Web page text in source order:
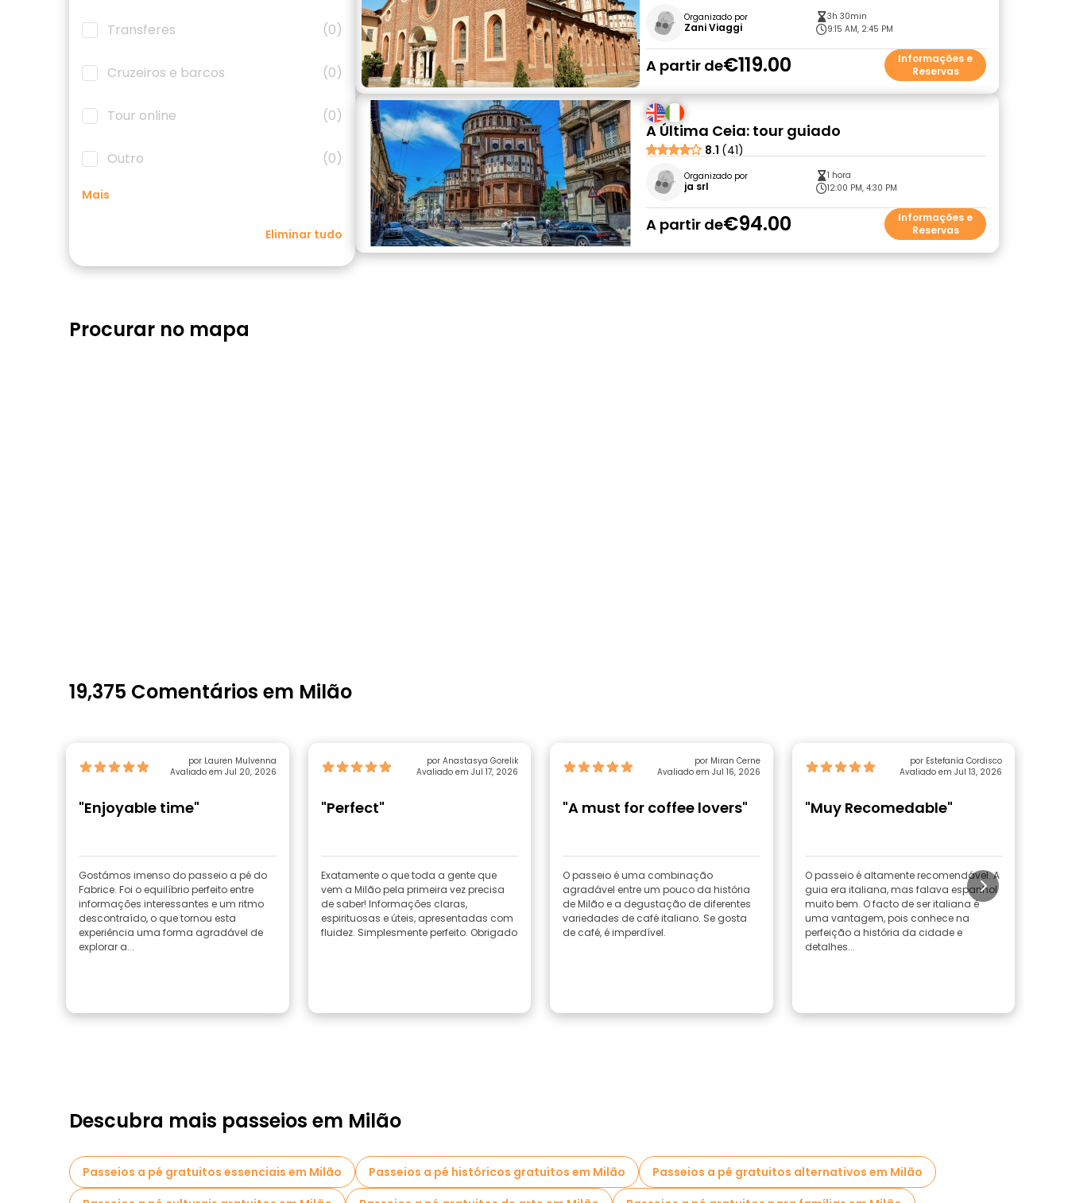
Transferes (0)
Cruzeiros e barcos (0)
Tour online (0)
Outro (0)
Mais
Eliminar tudo
Organizado por
Zani Viaggi
3h 30min
9:15 AM, 2:45 PM
A partir de€119.00
Informações e
Reservas
A Última Ceia: tour guiado
8.1 (41)
Organizado por
ja srl
1 hora
12:00 PM, 4:30 PM
A partir de€94.00
Informações e
Reservas
Procurar no mapa
19,375 Comentários em Milão
por Lauren Mulvenna
Avaliado em Jul 20, 2026
"Enjoyable time"
Gostámos imenso do passeio a pé do
Fabrice. Foi o equilíbrio perfeito entre
informações interessantes e um ritmo
descontraído, o que tornou esta
experiência uma forma agradável de
explorar a...
por Anastasya Gorelik
Avaliado em Jul 17, 2026
"Perfect"
Exatamente o que toda a gente que
vem a Milão pela primeira vez precisa
de saber! Informações claras,
espirituosas e úteis, apresentadas com
fluidez. Simplesmente perfeito. Obrigado
por Miran Cerne
Avaliado em Jul 16, 2026
"A must for coffee lovers"
O passeio é uma combinação
agradável entre um pouco da história
de Milão e a degustação de diferentes
variedades de café italiano. Se gosta
de café, é imperdível.
por Estefanía Cordisco
Avaliado em Jul 13, 2026
"Muy Recomedable"
O passeio é altamente recomendável. A
guia era italiana, mas falava espanhol
muito bem. O facto de ser italiana é
uma vantagem, pois conhece na
perfeição a história da cidade e
detalhes...
Descubra mais passeios em Milão
Passeios a pé gratuitos essenciais em Milão Passeios a pé históricos gratuitos em Milão
Passeios a pé gratuitos alternativos em Milão